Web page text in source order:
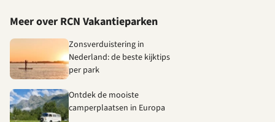
Meer over RCN Vakantieparken
Zonsverduistering in
Nederland: de beste kijktips
per park
Ontdek de mooiste
camperplaatsen in Europa